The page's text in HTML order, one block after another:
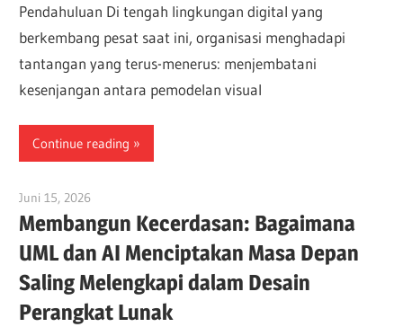
Pendahuluan Di tengah lingkungan digital yang
berkembang pesat saat ini, organisasi menghadapi
tantangan yang terus-menerus: menjembatani
kesenjangan antara pemodelan visual
Continue reading
Juni 15, 2026
Membangun Kecerdasan: Bagaimana
UML dan AI Menciptakan Masa Depan
Saling Melengkapi dalam Desain
Perangkat Lunak